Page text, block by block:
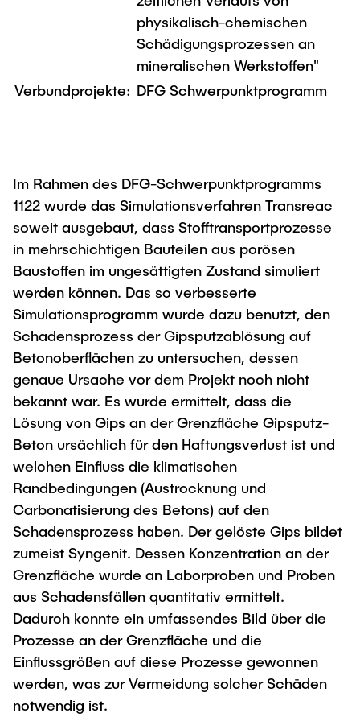
Best Practices Lehre
Hochschuldidaktik - ZLL
LearnING Center
„Biobasierte Prozesse und
Forschung und Institute
Studienbereich FIT
Institute im Überblick
physikalisch-chemischen
Schädigungsprozessen an
mineralischen Werkstoffen"
Verbundprojekte: DFG Schwerpunktprogramm
Im Rahmen des DFG-Schwerpunktprogramms
1122 wurde das Simulationsverfahren Transreac
soweit ausgebaut, dass Stofftransportprozesse
in mehrschichtigen Bauteilen aus porösen
Baustoffen im ungesättigten Zustand simuliert
werden können. Das so verbesserte
Simulationsprogramm wurde dazu benutzt, den
Schadensprozess der Gipsputzablösung auf
Betonoberflächen zu untersuchen, dessen
genaue Ursache vor dem Projekt noch nicht
bekannt war. Es wurde ermittelt, dass die
Lösung von Gips an der Grenzfläche Gipsputz-
Beton ursächlich für den Haftungsverlust ist und
welchen Einfluss die klimatischen
Randbedingungen (Austrocknung und
Carbonatisierung des Betons) auf den
Schadensprozess haben. Der gelöste Gips bildet
zumeist Syngenit. Dessen Konzentration an der
Grenzfläche wurde an Laborproben und Proben
aus Schadensfällen quantitativ ermittelt.
Dadurch konnte ein umfassendes Bild über die
Prozesse an der Grenzfläche und die
Einflussgrößen auf diese Prozesse gewonnen
werden, was zur Vermeidung solcher Schäden
notwendig ist.